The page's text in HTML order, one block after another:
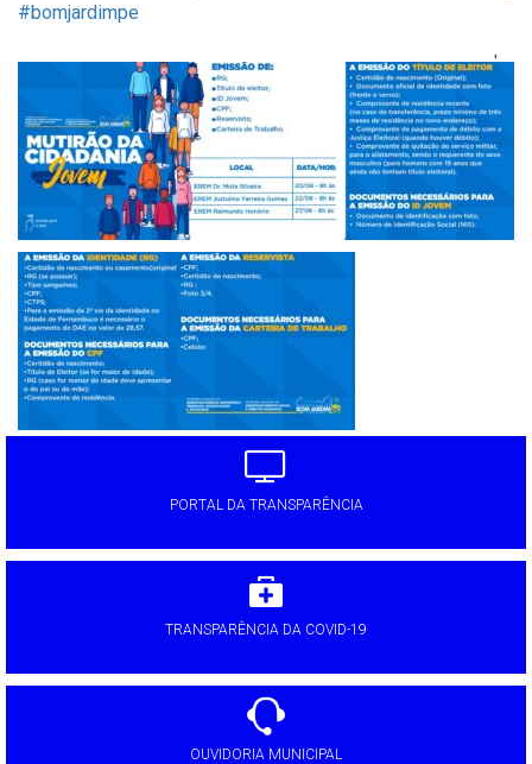
#bomjardimpe
PORTAL DA TRANSPARÊNCIA
TRANSPARÊNCIA DA COVID-19
OUVIDORIA MUNICIPAL
'